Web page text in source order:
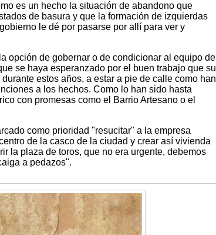
es un hecho la situación de abandono que
de basura y que la formación de izquierdas
le dé por pasarse por allí para ver y
opción de gobernar o de condicionar al equipo de
se haya esperanzado por el buen trabajo que su
estos años, a estar a pie de calle como han
a los hechos. Como lo han sido hasta
con promesas como el Barrio Artesano o el
como prioridad "resucitar" a la empresa
de la casco de la ciudad y crear así vivienda
la plaza de toros, que no era urgente, debemos
a pedazos".